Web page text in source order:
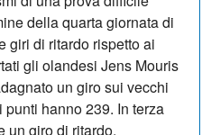
della quarta giornata di
giri di ritardo rispetto ai
gli olandesi Jens Mouris
un giro sui vecchi
hanno 239. In terza
un giro di ritardo.